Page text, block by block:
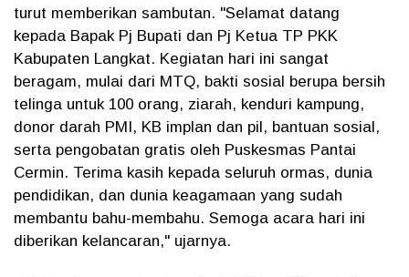
turut memberikan sambutan. "Selamat datang
kepada Bapak Pj Bupati dan Pj Ketua TP PKK
Kabupaten Langkat. Kegiatan hari ini sangat
beragam, mulai dari MTQ, bakti sosial berupa bersih
telinga untuk 100 orang, ziarah, kenduri kampung,
donor darah PMI, KB implan dan pil, bantuan sosial,
serta pengobatan gratis oleh Puskesmas Pantai
Cermin. Terima kasih kepada seluruh ormas, dunia
pendidikan, dan dunia keagamaan yang sudah
membantu bahu-membahu. Semoga acara hari ini
diberikan kelancaran," ujarnya.